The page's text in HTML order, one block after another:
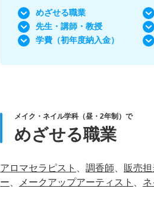
めざせる職業
先生・講師・教授
学費 （初年度納入金）
メイク・ネイル学科（昼・2年制）で
めざせる職業
アロマセラピスト 調香師 販売
ー
メークアップアーティスト